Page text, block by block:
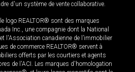
d'un système de vente collaborative.
logo REALTOR® sont des marques
Inc., une compagnie dont la National
l'Association canadienne de l’immobilier
de commerce REALTOR® servent à
offerts par les courtiers et agents
de l'ACI. Les marques d'homologation